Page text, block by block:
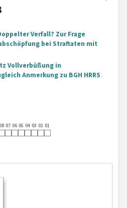
08 07 06 05 04 03 02 01
Verfall? Zur Frage
bei Straftaten mit
Vollverbüßung in
Anmerkung zu BGH HRRS